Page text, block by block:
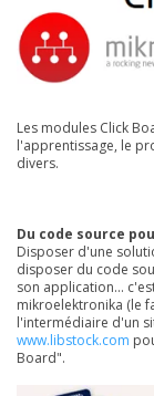
Les modules Click
l'apprentissage, le
divers.
Du code source
Disposer d'une
disposer du code
son application...
mikroelektronika (le
l'intermédiaire d'un
www.libstock.com
Board".